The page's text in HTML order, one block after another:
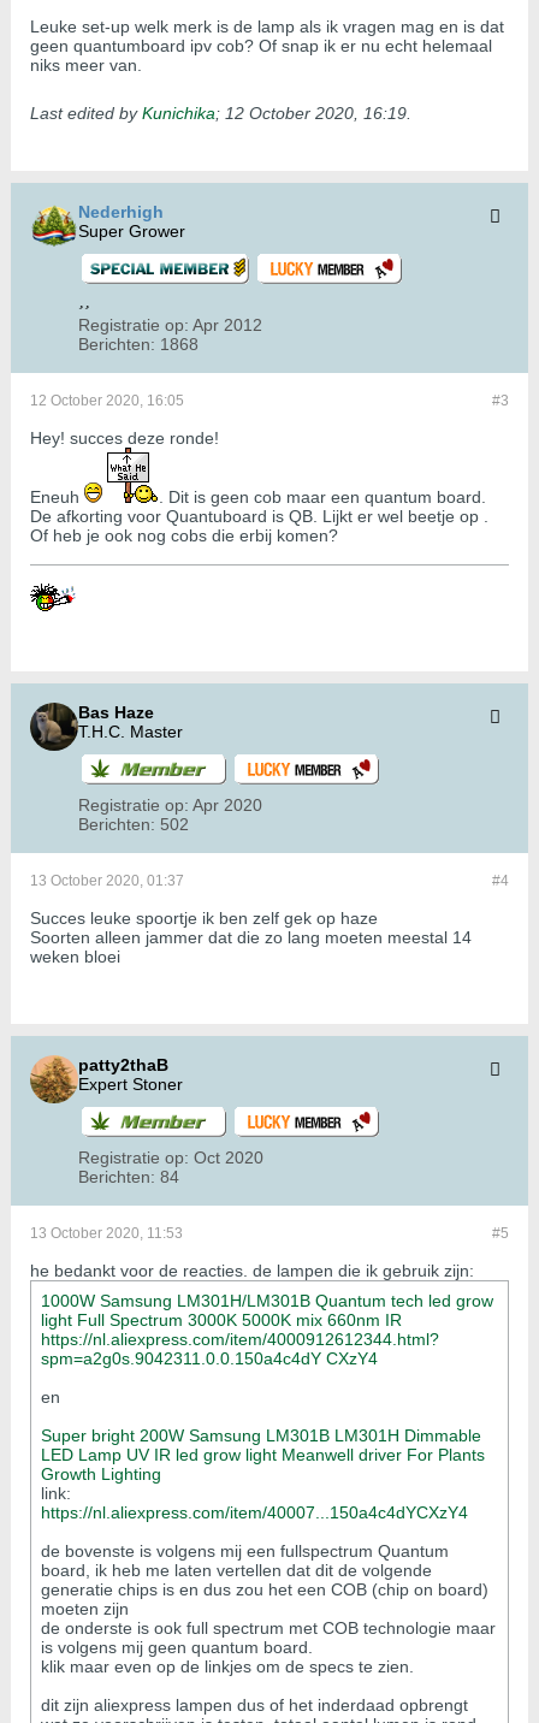
Leuke set-up welk merk is de lamp als ik vragen mag en is dat
geen quantumboard ipv cob? Of snap ik er nu echt helemaal
niks meer van.
Last edited byKunichika; 12 October 2020, 16:19
Nederhigh
Super Grower
Registratie op: Apr 2012
Berichten: 1868
#3
12 October 2020, 16:05
Hey! succes deze ronde!
Eneuh
. Dit is geen cob maar een quantum board.
De afkorting voor Quantuboard is QB. Lijkt er wel beetje op .
Of heb je ook nog cobs die erbij komen?
Bas Haze
T.H.C. Master
Registratie op: Apr 2020
Berichten: 502
#4
13 October 2020, 01:37
Succes leuke spoortje ik ben zelf gek op haze
Soorten alleen jammer dat die zo lang moeten meestal 14
weken bloei
patty2thaB
Expert Stoner
Registratie op: Oct 2020
Berichten: 84
#5
13 October 2020, 11:53
he bedankt voor de reacties. de lampen die ik gebruik zijn:
1000W Samsung LM301H/LM301B Quantum tech led grow
light Full Spectrum 3000K 5000K mix 660nm IR
https://nl.aliexpress.com/item/4000912612344.html?
spm=a2g0s.9042311.0.0.150a4c4dY CXzY4
en
Super bright 200W Samsung LM301B LM301H Dimmable
LED Lamp UV IR led grow light Meanwell driver For Plants
Growth Lighting
link:
https://nl.aliexpress.com/item/40007...150a4c4dYCXzY4
de bovenste is volgens mij een fullspectrum Quantum
board, ik heb me laten vertellen dat dit de volgende
generatie chips is en dus zou het een COB (chip on board)
moeten zijn
de onderste is ook full spectrum met COB technologie maar
is volgens mij geen quantum board.
klik maar even op de linkjes om de specs te zien.
dit zijn aliexpress lampen dus of het inderdaad opbrengt